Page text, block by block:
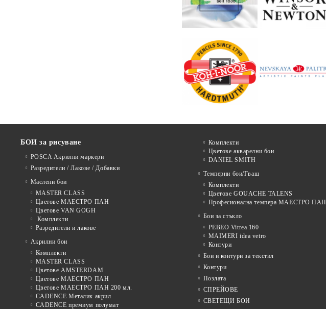
БОИ за рисуване
POSCA Акрилни маркери
Разредители / Лакове / Добавки
Маслени бои
MASTER CLASS
Цветове МАЕСТРО ПАН
Цветове VAN GOGH
Комплекти
Разредители и лакове
Акрилни бои
Комплекти
MASTER CLASS
Цветове AMSTERDAM
Цветове МАЕСТРО ПАН
Цветове МАЕСТРО ПАН 200 мл.
CADENCE Металик акрил
CADENCE премиум полумат
Комплекти
Цветове акварелни бои
DANIEL SMITH
Темперни бои/Гваш
Комплекти
Цветове GOUACHE TALENS
Професионална темпера МАЕСТРО ПАН
Бои за стъкло
PEBEO Vitrea 160
MAIMERI idea vetro
Контури
Бои и контури за текстил
Контури
Позлата
СПРЕЙОВЕ
СВЕТЕЩИ БОИ